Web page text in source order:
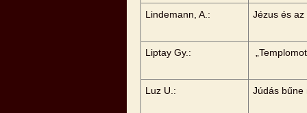
Lindemann, A.: Jézus és
Liptay Gy.:
Luz U.: Júdás bűne